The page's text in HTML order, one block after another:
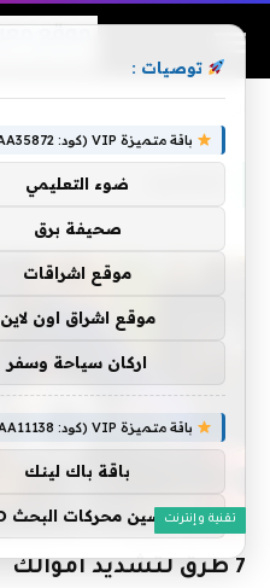
تقنية وإنترنت
7 طرق لتشديد اموالك
توصيات :
باقة متميزة VIP (كود: AA35872):
ضوء التعليمي
صحيفة برق
موقع اشراقات
موقع اشراق اون لاين
اركان سياحة وسفر
باقة متميزة VIP (كود: AA11138):
باقة باك لينك
تحسين محركات البحث SEO